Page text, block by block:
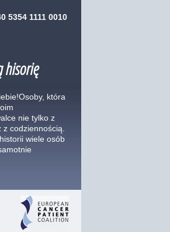
5354 1111 0010
która
nie tylko z
z codziennością.
wiele osób